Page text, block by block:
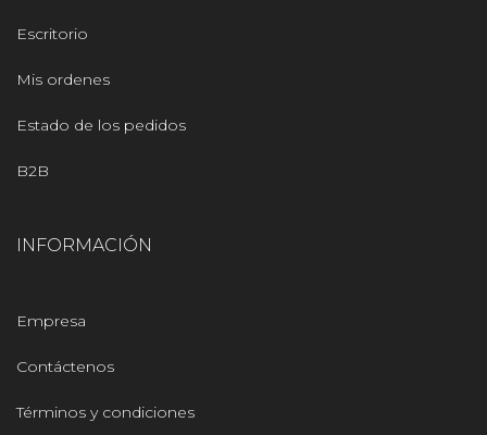
Escritorio
Mis ordenes
Estado de los pedidos
B2B
INFORMACIÓN
Empresa
Contáctenos
Términos y condiciones